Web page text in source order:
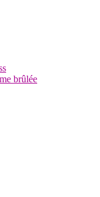
brûlée